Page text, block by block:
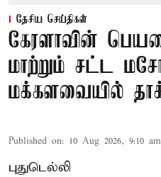
தேசிய செய்திகள்
கேரளாவின்
மாற்றும் சட்ட
மக்களவையில்
Published on: 10 Aug 2026, 9:10 am
புதுடெல்லி